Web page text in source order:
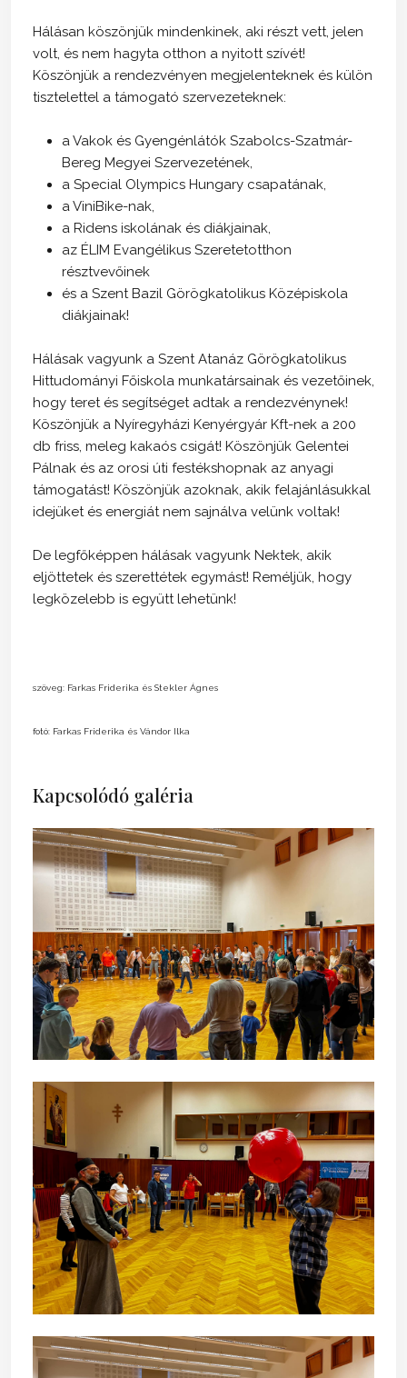
Hálásan köszönjük mindenkinek, aki részt vett, jelen
volt, és nem hagyta otthon a nyitott szívét!
Köszönjük a rendezvényen megjelenteknek és külön
tisztelettel a támogató szervezeteknek:
a Vakok és Gyengénlátók Szabolcs-Szatmár-
Bereg Megyei Szervezetének,
a Special Olympics Hungary csapatának,
a ViniBike-nak,
a Ridens iskolának és diákjainak,
az ÉLIM Evangélikus Szeretetotthon
résztvevőinek
és a Szent Bazil Görögkatolikus Középiskola
diákjainak!
Hálásak vagyunk a Szent Atanáz Görögkatolikus
Hittudományi Főiskola munkatársainak és vezetőinek,
hogy teret és segítséget adtak a rendezvénynek!
Köszönjük a Nyíregyházi Kenyérgyár Kft-nek a 200
db friss, meleg kakaós csigát! Köszönjük Gelentei
Pálnak és az orosi úti festékshopnak az anyagi
támogatást! Köszönjük azoknak, akik felajánlásukkal
idejüket és energiát nem sajnálva velünk voltak!
De legfőképpen hálásak vagyunk Nektek, akik
eljöttetek és szerettétek egymást! Reméljük, hogy
legközelebb is együtt lehetünk!
szöveg: Farkas Friderika és Stekler Ágnes
fotó: Farkas Friderika és Vándor Ilka
Kapcsolódó galéria